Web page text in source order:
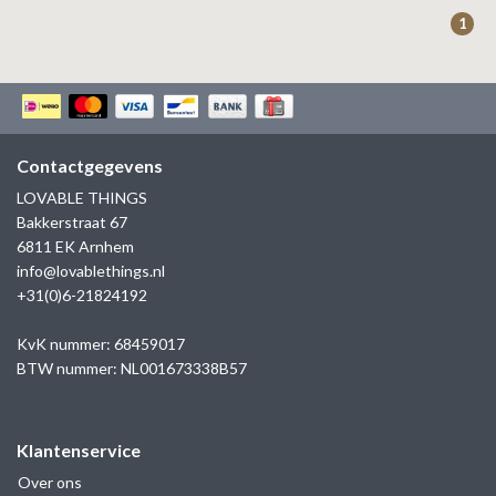
KAPTEN & SON
1
Contactgegevens
LOVABLE THINGS
Bakkerstraat 67
6811 EK Arnhem
info@lovablethings.nl
+31(0)6-21824192
KvK nummer: 68459017
BTW nummer: NL001673338B57
Klantenservice
Over ons